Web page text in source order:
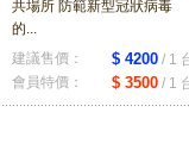
共場所 防範新型冠狀病毒
的...
建議售價：
$ 4200/ 1
會員特價：
$ 3500/ 1